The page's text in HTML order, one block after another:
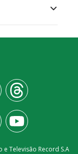
e Televisão Record S.A